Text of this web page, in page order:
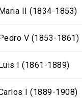
II (1834-1853)
V (1853-1861)
I (1861-1889)
I (1889-1908)